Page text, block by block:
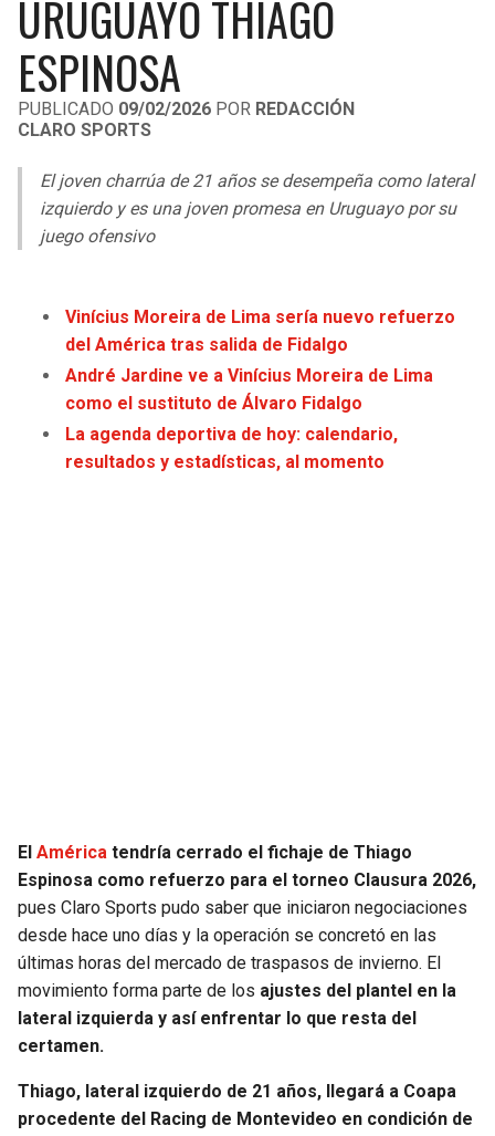
LIGA DE EXPANSIÓN MX
LEAGUES CUP
UEFA EUROPA LEAGUE
UEFA CONFERENCE LEAGUE
MLS
COPA SUDAMERICANA
OTRAS LIGAS
URUGUAYO THIAGO
ESPINOSA
PUBLICADO 09/02/2026 POR REDACCIÓN
CLARO SPORTS
El joven charrúa de 21 años se desempeña como lateral
izquierdo y es una joven promesa en Uruguayo por su
juego ofensivo
Vinícius Moreira de Lima sería nuevo refuerzo
del América tras salida de Fidalgo
André Jardine ve a Vinícius Moreira de Lima
como el sustituto de Álvaro Fidalgo
La agenda deportiva de hoy: calendario,
resultados y estadísticas, al momento
El América tendría cerrado el fichaje de Thiago
Espinosa como refuerzo para el torneo Clausura 2026,
pues Claro Sports pudo saber que iniciaron negociaciones
desde hace uno días y la operación se concretó en las
últimas horas del mercado de traspasos de invierno. El
movimiento forma parte de los ajustes del plantel en la
lateral izquierda y así enfrentar lo que resta del
certamen.
Thiago, lateral izquierdo de 21 años, llegará a Coapa
procedente del Racing de Montevideo en condición de